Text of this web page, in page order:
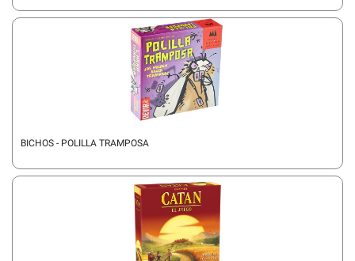
BICHOS - POLILLA TRAMPOSA